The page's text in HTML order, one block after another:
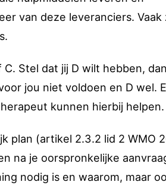
van deze leveranciers. Vaak
Stel dat jij D wilt hebben,
jou niet voldoen en D wel.
kunnen hierbij helpen.
plan (artikel 2.3.2 lid 2 WMO
na je oorspronkelijke
nodig is en waarom, maar